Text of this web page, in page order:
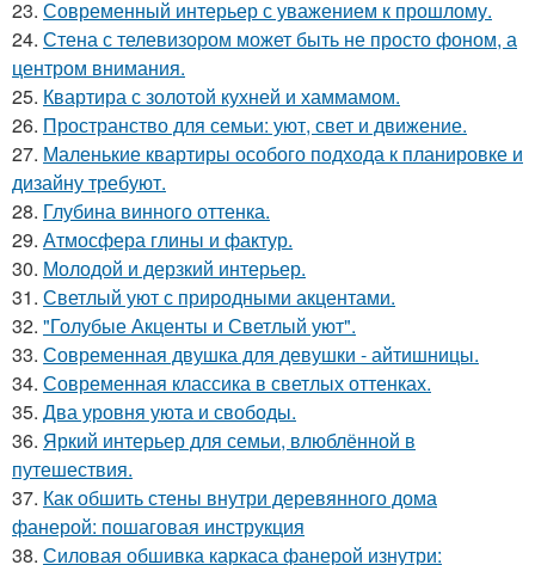
23. Современный интерьер с уважением к прошлому.
24. Стена с телевизором может быть не просто фоном, а
центром внимания.
25. Квартира с золотой кухней и хаммамом.
26. Пространство для семьи: уют, свет и движение.
27. Маленькие квартиры особого подхода к планировке и
дизайну требуют.
28. Глубина винного оттенка.
29. Атмосфера глины и фактур.
30. Молодой и дерзкий интерьер.
31. Светлый уют с природными акцентами.
32. "Голубые Акценты и Светлый уют".
33. Современная двушка для девушки - айтишницы.
34. Современная классика в светлых оттенках.
35. Два уровня уюта и свободы.
36. Яркий интерьер для семьи, влюблённой в
путешествия.
37. Как обшить стены внутри деревянного дома
фанерой: пошаговая инструкция
38. Силовая обшивка каркаса фанерой изнутри: